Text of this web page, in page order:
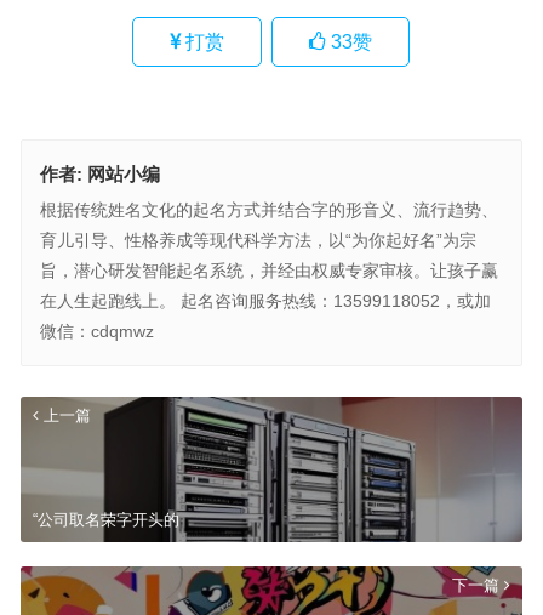
打赏 33赞
作者: 网站小编
根据传统姓名文化的起名方式并结合字的形音义、流行趋势、
育儿引导、性格养成等现代科学方法，以“为你起好名”为宗
旨，潜心研发智能起名系统，并经由权威专家审核。让孩子赢
在人生起跑线上。 起名咨询服务热线：13599118052，或加
微信：cdqmwz
上一篇
“公司取名荣字开头的
下一篇